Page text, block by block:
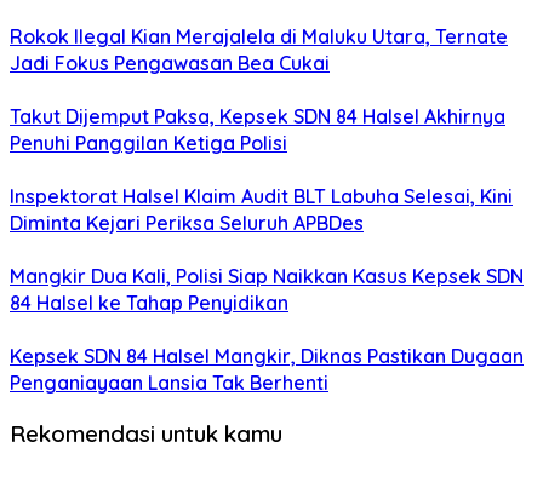
Rokok Ilegal Kian Merajalela di Maluku Utara, Ternate
Jadi Fokus Pengawasan Bea Cukai
Takut Dijemput Paksa, Kepsek SDN 84 Halsel Akhirnya
Penuhi Panggilan Ketiga Polisi
Inspektorat Halsel Klaim Audit BLT Labuha Selesai, Kini
Diminta Kejari Periksa Seluruh APBDes
Mangkir Dua Kali, Polisi Siap Naikkan Kasus Kepsek SDN
84 Halsel ke Tahap Penyidikan
Kepsek SDN 84 Halsel Mangkir, Diknas Pastikan Dugaan
Penganiayaan Lansia Tak Berhenti
Rekomendasi untuk kamu